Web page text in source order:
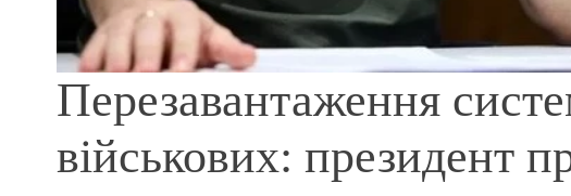
Перезавантаження
військових: президент